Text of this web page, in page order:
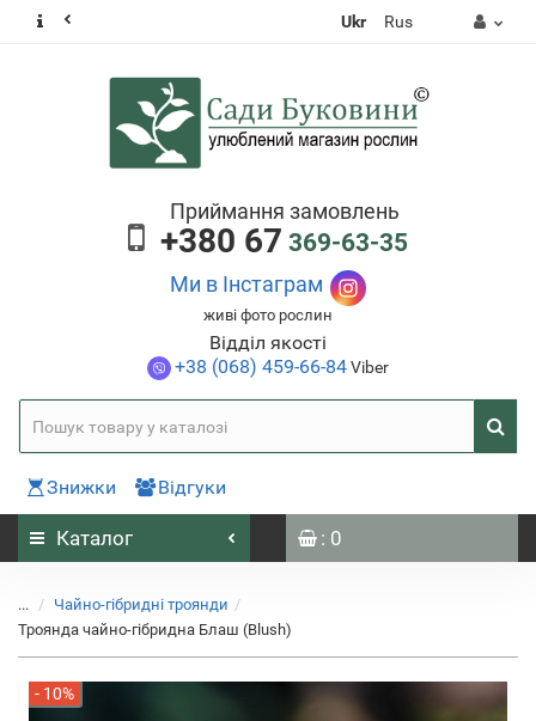
Ukr Rus
Приймання замовлень
+380 67 369-63-35
Ми в Інстаграм
живі фото рослин
Відділ якості
+38 (068) 459-66-84Viber
Знижки Відгуки
Каталог : 0
...
Чайно-гібридні троянди
Троянда чайно-гібридна Блаш (Blush)
- 10%